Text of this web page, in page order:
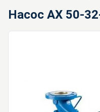
Насос АХ 50-